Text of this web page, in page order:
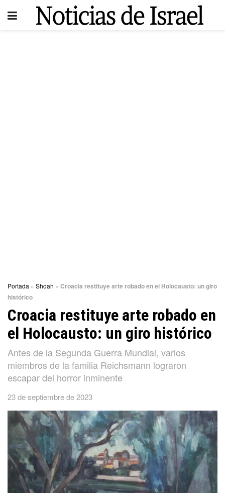
Portada » Shoah » Croacia restituye arte robado en el Holocausto: un giro
histórico
Croacia restituye arte robado en
el Holocausto: un giro histórico
Antes de la Segunda Guerra Mundial, varios
miembros de la familia Reichsmann lograron
escapar del horror inminente
23 de septiembre de 2023